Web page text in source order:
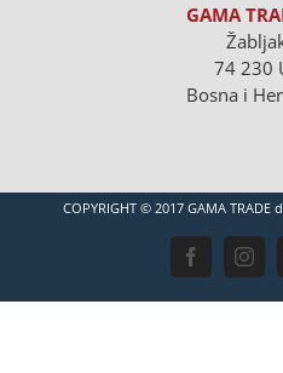
GAMA
74 230
Bosna i
COPYRIGHT © 2017 GAMA
Facebook